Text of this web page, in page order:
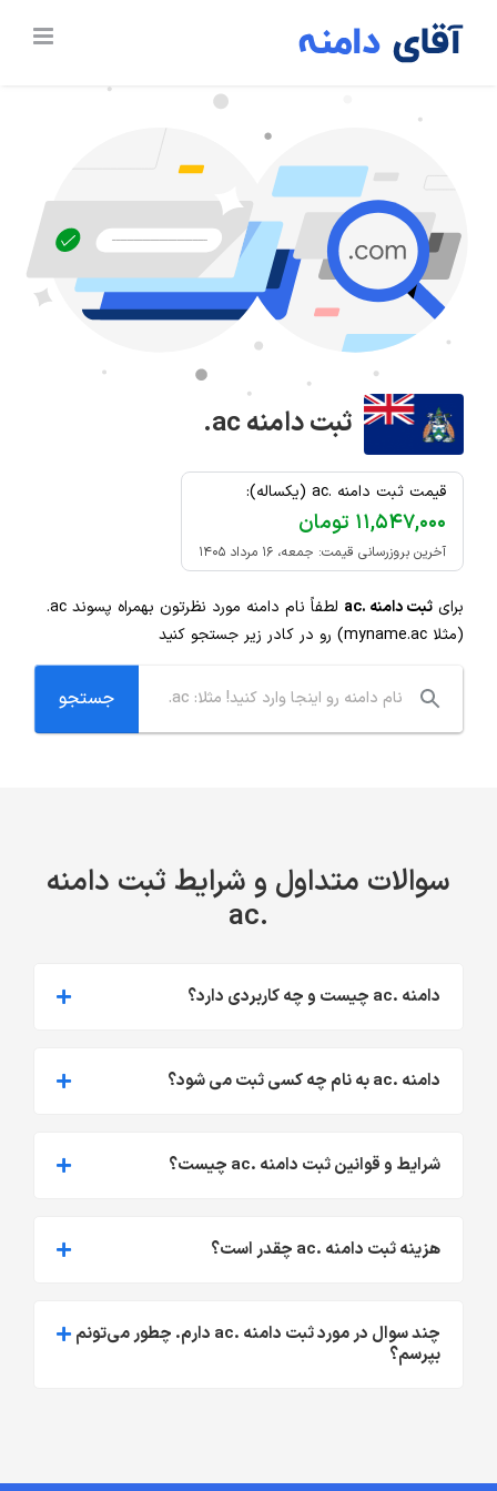
ثبت دامنه.ac
قیمت ثبت دامنه .ac (یکساله):
۱۱,۵۴۷,۰۰۰ تومان
آخرین بروزرسانی قیمت: جمعه، ۱۶ مرداد ۱۴۰۵
برای ثبت دامنه .ac لطفاً نام دامنه مورد نظرتون بهمراه پسوند .ac
(مثلا myname.ac) رو در کادر زیر جستجو کنید
سوالات متداول و شرایط ثبت دامنه
.ac
دامنه .ac چیست و چه کاربردی دارد؟
دامنه .ac به نام چه کسی ثبت می شود؟
شرایط و قوانین ثبت دامنه .ac چیست؟
هزینه ثبت دامنه .ac چقدر است؟
چند سوال در مورد ثبت دامنه .ac دارم. چطور می‌تونم
بپرسم؟